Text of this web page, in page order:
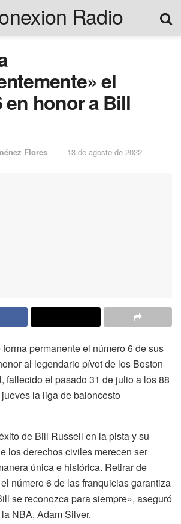
el
en honor a Bill
Flores 13 de agosto de 2022
permanente el número 6 de sus
al legendario pívot de los Boston
fallecido el pasado 31 de julio a los 88
la liga de baloncesto
de Bill Russell en la pista y su
los derechos civiles merecen ser
única e histórica. Retirar de
número 6 de las franquicias garantiza
se reconozca para siempre», aseguró
NBA, Adam Silver.